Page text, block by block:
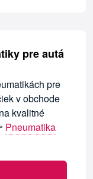
pre autá
pre
v obchode
kvalitné
Pneumatika